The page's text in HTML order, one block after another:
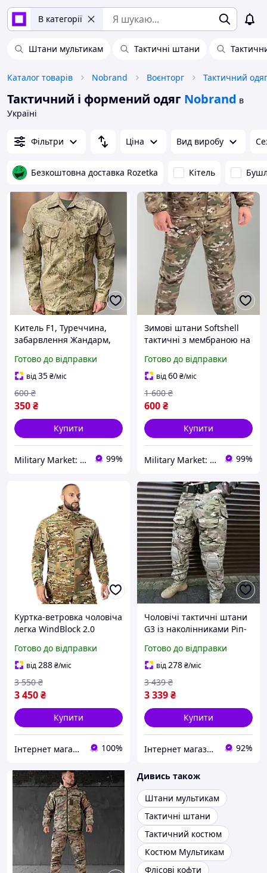
В категорії
Штани мультикам Тактичні штани
Каталог товарів Nobrand Воєнторг Тактичний
Тактичний і формений одяг Nobrand в
Україні
Фільтри Ціна Вид виробу
Безкоштовна доставка Rozetka Кітель
Китель F1, Туреччина,
забарвлення Жандарм,
Готово до відправки
від35₴/міс
350₴
600 ₴
Купити
Military Market: UA 99%
Зимові штани Softshell
тактичні з мембраною на
XXL, штани софтшелл
зима для військових
Готово до відправки
від60₴/міс
600₴
1 600 ₴
Купити
Military Market: UA 99%
Куртка-ветровка чоловіча
легка WindBlock 2.0
Готово до відправки
від288₴/міс
3 450₴
3 550 ₴
Купити
Інтернет магазин ВСІМ ОПТ 100%
Чоловічі тактичні штани
G3 із наколінниками Ріп-
Готово до відправки
від278₴/міс
3 339₴
3 439 ₴
Купити
Інтернет магазин livelyshop 92%
Дивись також
Штани мультикам
Тактичні штани
Тактичний костюм
Костюм Мультикам
Флісові кофти